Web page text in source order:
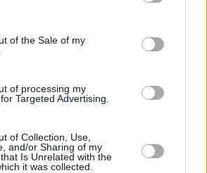
to Google and its third-party tags to
specified purposes in below Google
of the Sale of my
of processing my
Targeted Advertising.
of Collection, Use,
and/or Sharing of my
Is Unrelated with the
it was collected.
τι
επιχείρησης
442
αγκαλιά
Ελβετία και
52